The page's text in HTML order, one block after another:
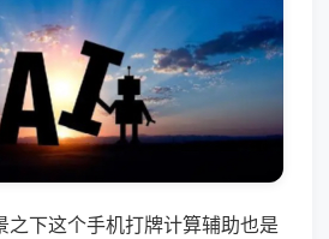
之下这个手机打牌计算辅助也是